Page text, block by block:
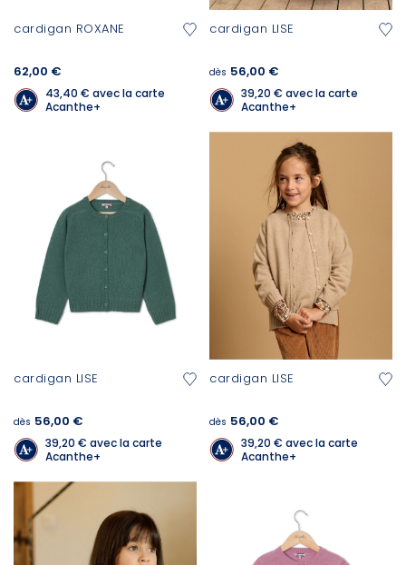
cardigan ROXANE
62,00 €
43,40 € avec la carte
Acanthe+
cardigan LISE
dès 56,00 €
39,20 € avec la carte
Acanthe+
cardigan LISE
dès 56,00 €
39,20 € avec la carte
Acanthe+
cardigan LISE
dès 56,00 €
39,20 € avec la carte
Acanthe+